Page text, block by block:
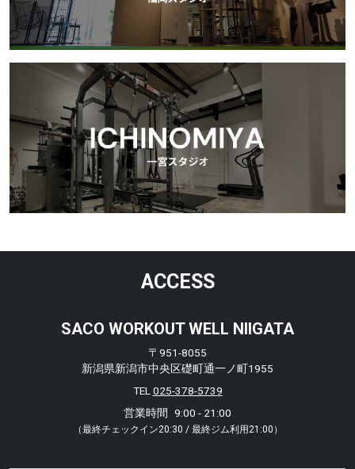
ACCESS
SACO WORKOUT WELL NIIGATA
〒951-8055
新潟県新潟市中央区礎町通一ノ町1955
TEL025-378-5739
営業時間
9:00 - 21:00
（最終チェックイン20:30 / 最終ジム利用21:00）